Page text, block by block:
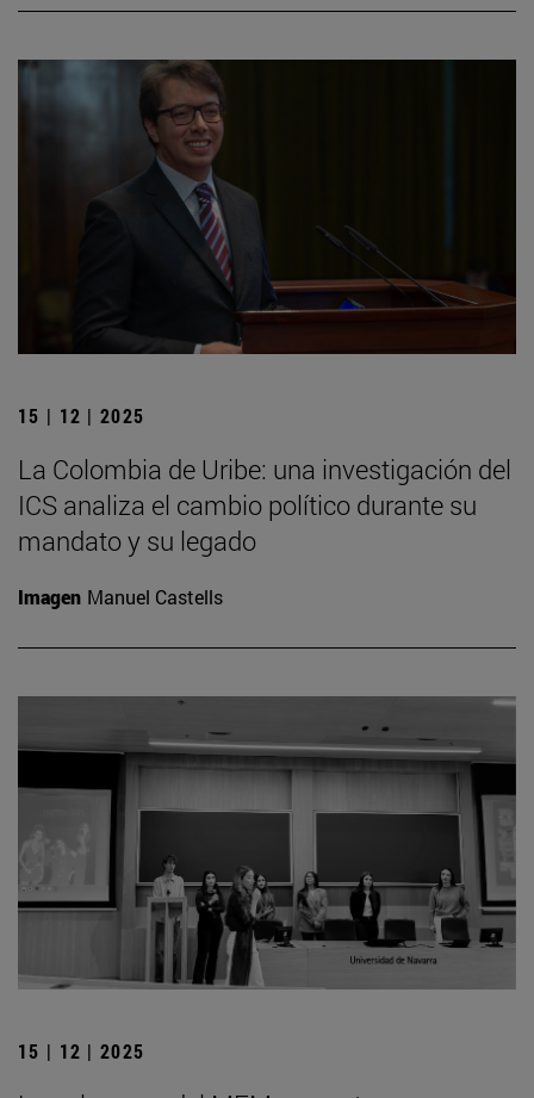
15 | 12 | 2025
La Colombia de Uribe: una investigación del
ICS analiza el cambio político durante su
mandato y su legado
Imagen Manuel Castells
15 | 12 | 2025